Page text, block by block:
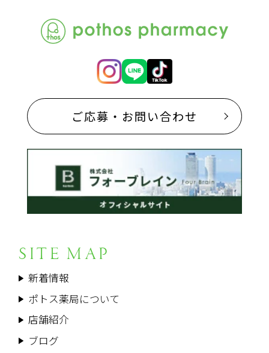
ご応募・お問い合わせ
SITE MAP
新着情報
ポトス薬局について
店舗紹介
ブログ